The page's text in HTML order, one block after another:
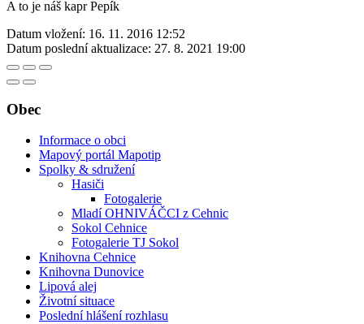
A to je náš kapr Pepík
Datum vložení: 16. 11. 2016 12:52
Datum poslední aktualizace: 27. 8. 2021 19:00
Obec
Informace o obci
Mapový portál Mapotip
Spolky & sdružení
Hasiči
Fotogalerie
Mladí OHNIVÁČCI z Cehnic
Sokol Cehnice
Fotogalerie TJ Sokol
Knihovna Cehnice
Knihovna Dunovice
Lipová alej
Životní situace
Poslední hlášení rozhlasu